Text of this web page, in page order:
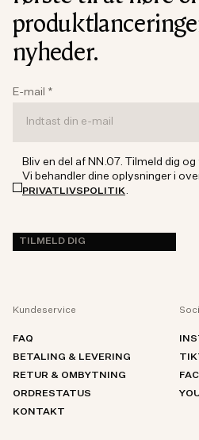
nyheder.
E-mail *
Bliv en del af NN.07. Tilmeld dig
Vi behandler dine oplysninger i
PRIVATLIVSPOLITIK.
TILMELD DIG
Kundeservice
FAQ
BETALING & LEVERING
RETUR & OMBYTNING
ORDRESTATUS
KONTAKT